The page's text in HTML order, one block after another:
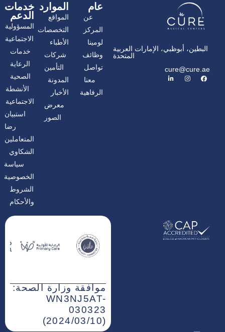
البطين، أبوظبي، الإمارات العربية
المتحدة
cure@cure.ae
ف
ي
ا
ن
ل
ي
عام
عن
المركز
لومينا
وظائف
تواصل
معنا
الرفاهية
الموارد
المواقع
التخصصات
الأطباء
شركات
التأمين
المدونة
الأخبار
معرض
الصور
خدمات
الدعم
المسؤولية
الاجتماعية
خدمات
الرعاية
الصحية
الأنشطة
الاجتماعية
استبيان
رضا
المتعاملين
الشكاوي
سياسة
الخصوصية
الشروط
والأحكام
موافقة وزارة الصحة:
WN3NJ5AT-
030323
(2024/03/10)